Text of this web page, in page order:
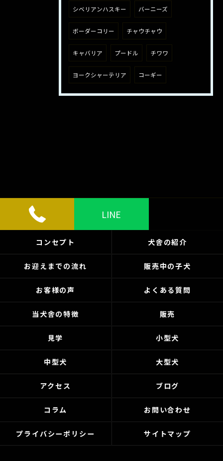
シベリアンハスキー バーニーズ
ボーダーコリー チャウチャウ
キャバリア プードル チワワ
ヨークシャーテリア コーギー
LINE
コンセプト 犬舎の紹介
お迎えまでの流れ 販売中の子犬
お客様の声 よくある質問
当犬舎の特徴 販売
見学 小型犬
中型犬 大型犬
アクセス ブログ
コラム お問い合わせ
プライバシーポリシー サイトマップ